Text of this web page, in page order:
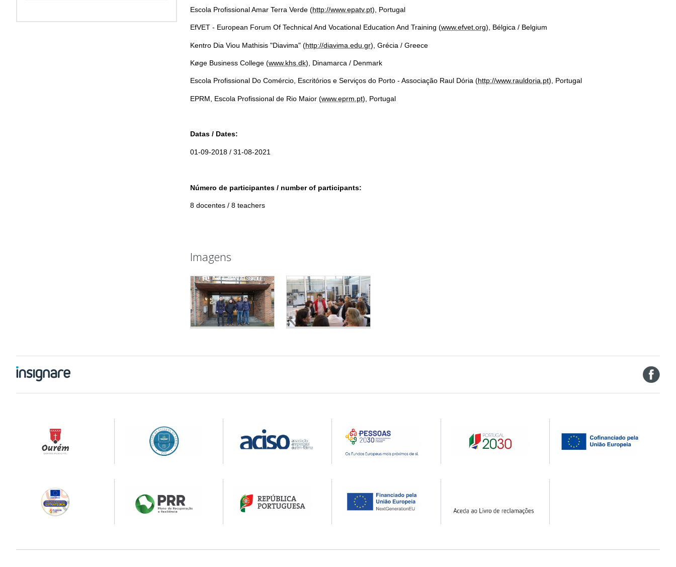
Escola Profissional Amar Terra Verde (http://www.epatv.pt), Portugal
EfVET - European Forum Of Technical And Vocational Education And Training (www.efvet.org), Bélgica / Belgium
Kentro Dia Viou Mathisis "Diavima" (http://diavima.edu.gr), Grécia / Greece
Køge Business College (www.khs.dk), Dinamarca / Denmark
Escola Profissional Do Comércio, Escritórios e Serviços do Porto - Associação Raul Dória (http://www.rauldoria.pt), Portugal
EPRM, Escola Profissional de Rio Maior (www.eprm.pt), Portugal
Datas / Dates:
01-09-2018 / 31-08-2021
Número de participantes / number of participants:
8 docentes / 8 teachers
Imagens